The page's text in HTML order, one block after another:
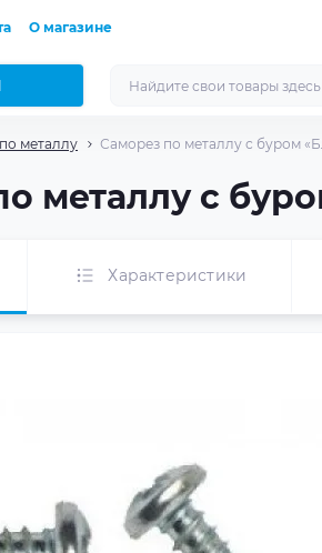
О магазине
металлу Саморез по металлу с буром
металлу с
Характеристики